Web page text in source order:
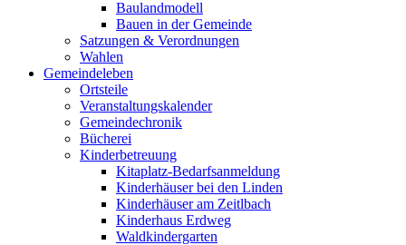
Baulandmodell
Bauen in der Gemeinde
Satzungen & Verordnungen
Wahlen
Gemeindeleben
Ortsteile
Veranstaltungskalender
Gemeindechronik
Bücherei
Kinderbetreuung
Kitaplatz-Bedarfsanmeldung
Kinderhäuser bei den Linden
Kinderhäuser am Zeitlbach
Kinderhaus Erdweg
Waldkindergarten